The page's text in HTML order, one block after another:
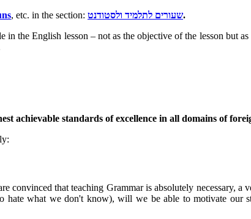
, etc. in the section: שעורים לתלמיד ולסטודנט.
in the English lesson – not as the objective of the lesson but
achievable standards of excellence in all domains of
that teaching Grammar is absolutely necessary, a
what we don't know), will we be able to motivate our